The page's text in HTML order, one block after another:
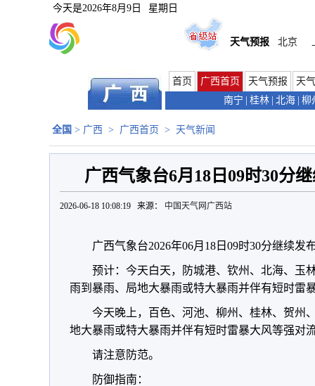
今天是2026年8月9日 星期日
天气预报 北京
首页 广西首页 天气预报
天
南宁
桂林 北海 柳
全国 > 广西 > 广西首页 > 天气新闻
广西气象台6月18日09时30分
2026-06-18 10:08:19 来源： 中国天气网广西站
广西气象台2026年06月18日09时30分继续发
预计：今天白天，防城港、钦州、北海、玉
雨到暴雨、局地大暴雨或特大暴雨并伴有短时雷
今天晚上，百色、河池、柳州、桂林、贺州
地大暴雨或特大暴雨并伴有短时雷暴大风等强对
请注意防范。
防御指南：